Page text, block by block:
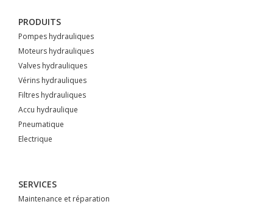
PRODUITS
Pompes hydrauliques
Moteurs hydrauliques
Valves hydrauliques
Vérins hydrauliques
Filtres hydrauliques
Accu hydraulique
Pneumatique
Electrique
SERVICES
Maintenance et réparation